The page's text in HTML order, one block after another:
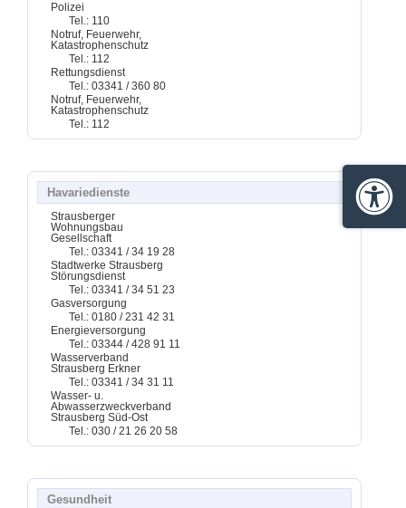
Polizei
Tel.: 110
Notruf, Feuerwehr,
Katastrophenschutz
Tel.: 112
Rettungsdienst
Tel.: 03341 / 360 80
Notruf, Feuerwehr,
Katastrophenschutz
Tel.: 112
Havariedienste
Strausberger
Wohnungsbau
Gesellschaft
Tel.: 03341 / 34 19 28
Stadtwerke Strausberg
Störungsdienst
Tel.: 03341 / 34 51 23
Gasversorgung
Tel.: 0180 / 231 42 31
Energieversorgung
Tel.: 03344 / 428 91 11
Wasserverband
Strausberg Erkner
Tel.: 03341 / 34 31 11
Wasser- u.
Abwasserzweckverband
Strausberg Süd-Ost
Tel.: 030 / 21 26 20 58
Gesundheit